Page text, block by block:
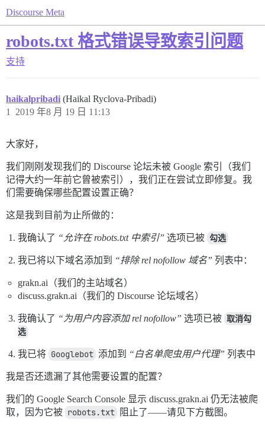
Discourse Meta
robots.txt 格式错误导致索引问题
支持
haikalpribadi (Haikal Ryclova-Pribadi)
2019 年8 月 19 日 11:13
1
大家好，
我们刚刚发现我们的 Discourse 论坛未被 Google 索引（我们
记得大约一年前它曾被索引），我们正在尝试立即修复。我
们需要确保哪些配置设置正确？
这是我到目前为止所做的：
我确认了 “允许在 robots.txt 中索引” 选项已被 勾选
我已将以下域名添加到 “排除 rel nofollow 域名” 列表中：
grakn.ai（我们的主站域名）
discuss.grakn.ai（我们的 Discourse 论坛域名）
我确认了 “为用户内容添加 rel nofollow” 选项已被 取消勾
选
我已将 Googlebot 添加到 “白名单爬虫用户代理” 列表中
我是否还遗漏了其他需要设置的配置？
我们的 Google Search Console 显示 discuss.grakn.ai 仍无法被爬
取，因为它被 robots.txt 阻止了——请见下方截图。